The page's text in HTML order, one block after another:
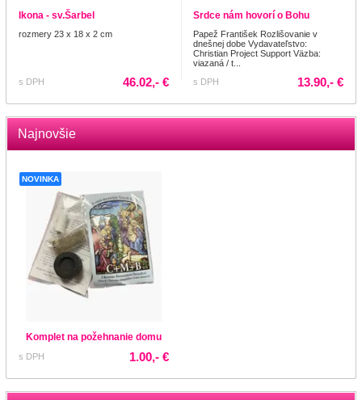
Ikona - sv.Šarbel
rozmery 23 x 18 x 2 cm
s DPH 46.02,- €
Srdce nám hovorí o Bohu
Papež František Rozlišovanie v
dnešnej dobe Vydavateľstvo:
Christian Project Support Väzba:
viazaná / t...
s DPH
13.90,- €
Najnovšie
NOVINKA
Komplet na požehnanie domu
s DPH 1.00,- €